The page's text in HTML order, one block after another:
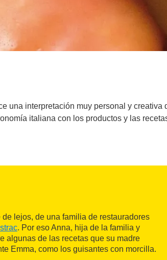
una interpretación muy personal y
italiana con los productos y las
lejos, de una familia de restauradores
. Por eso Anna, hija de la familia y
algunas de las recetas que su madre
Emma, como los guisantes con morcilla.